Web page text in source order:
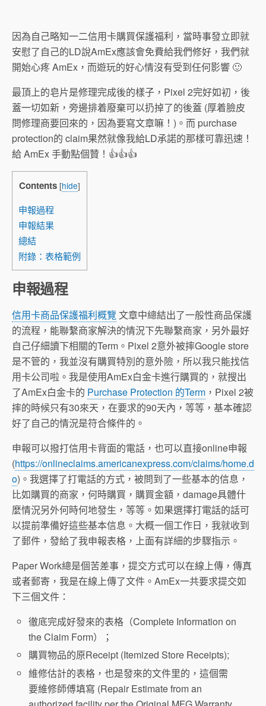
因為自己略知一二信用卡購買保護福利，當時事發立即就
安慰了自己的LD說AmEx應該會免費給我們修好，我們就
開始心疼 AmEx，而遊玩的好心情沒有受到任何影響 🙂
最頂上的皂片是修理完成後的樣子，Pixel 2完好如初，後
蓋一切如新，旁邊排着廢棄可以扔掉了的後蓋 (厚着臉皮
問修理商要回來的，因為要寫文章嘛！)。而 purchase
protection的 claim果然就像我給LD承諾的那樣可靠迅速！
給 AmEx 手動點個贊！👍👍👍
Contents [hide]
申報過程
申報結果
總結
附錄：表格範例
申報過程
信用卡商品保護福利概覽文章中總結出了一般性商品保護
的流程，能聯繫商家解決的情況下先聯繫商家，另外最好
自己仔細讀下相關的Term。Pixel 2意外被摔Google store
是不管的，我並沒有購買特別的意外險，所以我只能找信
用卡公司啦。我是使用AmEx白金卡進行購買的，就搜出
了AmEx白金卡的 Purchase Protection 的Term ，Pixel 2被
摔的時候只有30來天，在要求的90天內，等等，基本確認
好了自己的情況是符合條件的。
申報可以撥打信用卡背面的電話，也可以直接online申報
(https://onlineclaims.americanexpress.com/claims/home.d
o)。我選擇了打電話的方式，被問到了一些基本的信息，
比如購買的商家，何時購買，購買金額，damage具體什
麼情況另外何時何地發生，等等。如果選擇打電話的話可
以提前準備好這些基本信息。大概一個工作日，我就收到
了郵件，發給了我申報表格，上面有詳細的步驟指示。
Paper Work總是個苦差事，提交方式可以在線上傳，傳真
或者郵寄，我是在線上傳了文件。AmEx一共要求提交如
下三個文件：
徹底完成好發來的表格（Complete Information on
the Claim Form）；
購買物品的原Receipt (Itemized Store Receipts);
維修估計的表格，也是發來的文件里的，這個需
要維修師傅填寫 (Repair Estimate from an